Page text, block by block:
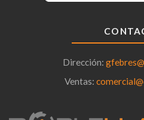
Dirección:
Ventas: